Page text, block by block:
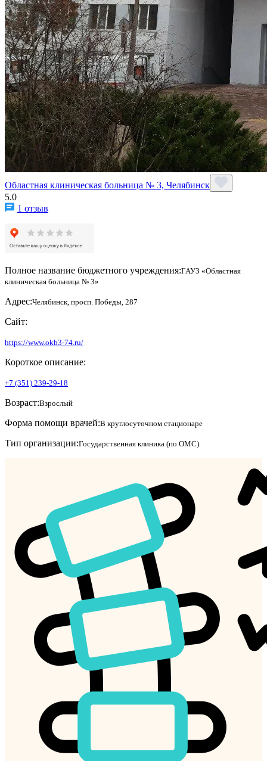
Областная клиническая больница № 3, Челябинск
5.0
1 отзыв
Полное название бюджетного учреждения:ГАУЗ «Областная
клиническая больница № 3»
Адрес:Челябинск, просп. Победы, 287
Сайт:
https://www.okb3-74.ru/
Короткое описание:
+7 (351) 239-29-18
Возраст:Взрослый
Форма помощи врачей:В круглосуточном стационаре
Тип организации:Государственная клиника (по ОМС)